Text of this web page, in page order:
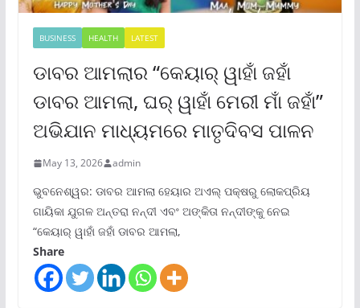
BUSINESS HEALTH LATEST
ଡାବର ଆମଲାର “କେୟାର୍ ୱାହାଁ ଜହାଁ
ଡାବର ଆମଲା, ଘର୍ ୱାହାଁ ମେରୀ ମାଁ ଜହାଁ”
ଅଭିଯାନ ମାଧ୍ୟମରେ ମାତୃଦିବସ ପାଳନ
May 13, 2026 admin
ଭୁବନେଶ୍ୱର: ଡାବର ଆମଲା ହେୟାର ଅଏଲ୍ ପକ୍ଷରୁ ଲୋକପ୍ରିୟ
ଗାୟିକା ଯୁଗଳ ଅନ୍ତରା ନନ୍ଦୀ ଏବଂ ଅଙ୍କିତା ନନ୍ଦୀଙ୍କୁ ନେଇ
“କେୟାର୍ ୱାହାଁ ଜହାଁ ଡାବର ଆମଲା,
Share